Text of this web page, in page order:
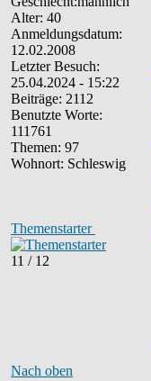
Alter: 40
Anmeldungsdatum:
12.02.2008
Letzter Besuch:
25.04.2024 - 15:22
Beiträge: 2112
Benutzte Worte:
111761
Themen: 97
Wohnort: Schleswig
Themenstarter
11 / 12
Nach oben